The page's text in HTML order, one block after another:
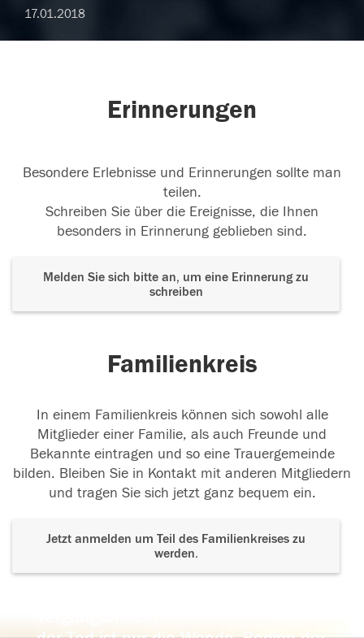
17.01.2018
Erinnerungen
Besondere Erlebnisse und Erinnerungen sollte man
teilen.
Schreiben Sie über die Ereignisse, die Ihnen
besonders in Erinnerung geblieben sind.
Melden Sie sich bitte an, um eine Erinnerung zu
schreiben
Familienkreis
In einem Familienkreis können sich sowohl alle
Mitglieder einer Familie, als auch Freunde und
Bekannte eintragen und so eine Trauergemeinde
bilden. Bleiben Sie in Kontakt mit anderen Mitgliedern
und tragen Sie sich jetzt ganz bequem ein.
Jetzt anmelden um Teil des Familienkreises zu
werden.